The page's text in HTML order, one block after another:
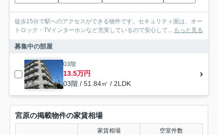
徒歩15分で駅へのアクセスができる物件です。セキュリティ面は、オー
トロック・TVインターホンなど充実しているので安心して... もっと見る
募集中の部屋
03階
13.5万円
03階 / 51.84㎡ / 2LDK
宮原の掲載物件の家賃相場
家賃相場 空室件数